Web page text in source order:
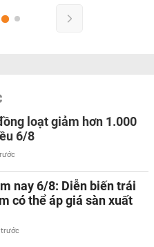
loạt giảm hơn 1.000
6/8
nay 6/8: Diễn biến trái
có thể áp giá sàn xuất
trước